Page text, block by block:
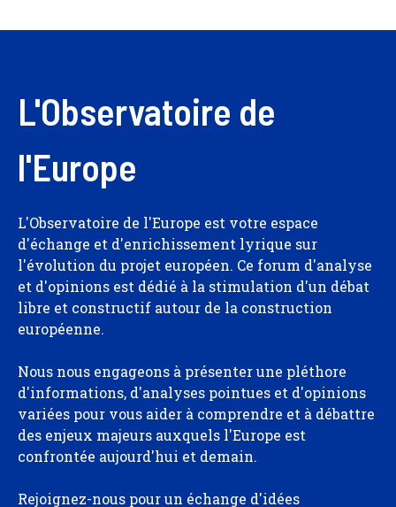
L'Observatoire de
l'Europe
L'Observatoire de l'Europe est votre espace
d'échange et d'enrichissement lyrique sur
l'évolution du projet européen. Ce forum d'analyse
et d'opinions est dédié à la stimulation d'un débat
libre et constructif autour de la construction
européenne.
Nous nous engageons à présenter une pléthore
d'informations, d'analyses pointues et d'opinions
variées pour vous aider à comprendre et à débattre
des enjeux majeurs auxquels l'Europe est
confrontée aujourd'hui et demain.
Rejoignez-nous pour un échange d'idées